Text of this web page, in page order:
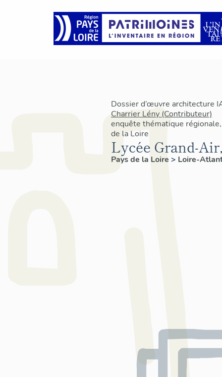
Dossier d’œuvre architecture
Charrier Lény (Contributeur)
enquête thématique
de la Loire
Lycée Grand-
Pays de la Loire > Loire-